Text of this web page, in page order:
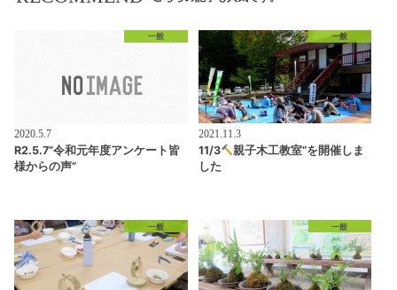
一般
2020.5.7
R2.5.7”令和元年度アンケート皆
様からの声”
一般
2021.11.3
11/3
親子木工教室”を開催しま
した
一般 一般